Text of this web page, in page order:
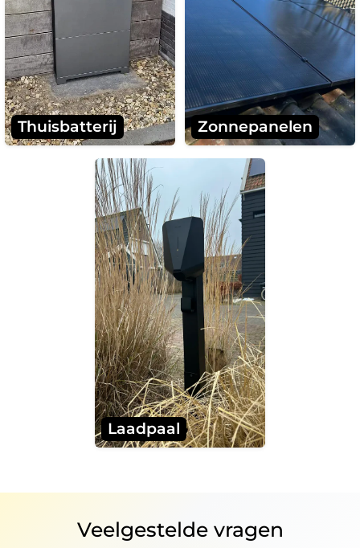
Thuisbatterij Zonnepanelen
Laadpaal
Veelgestelde vragen